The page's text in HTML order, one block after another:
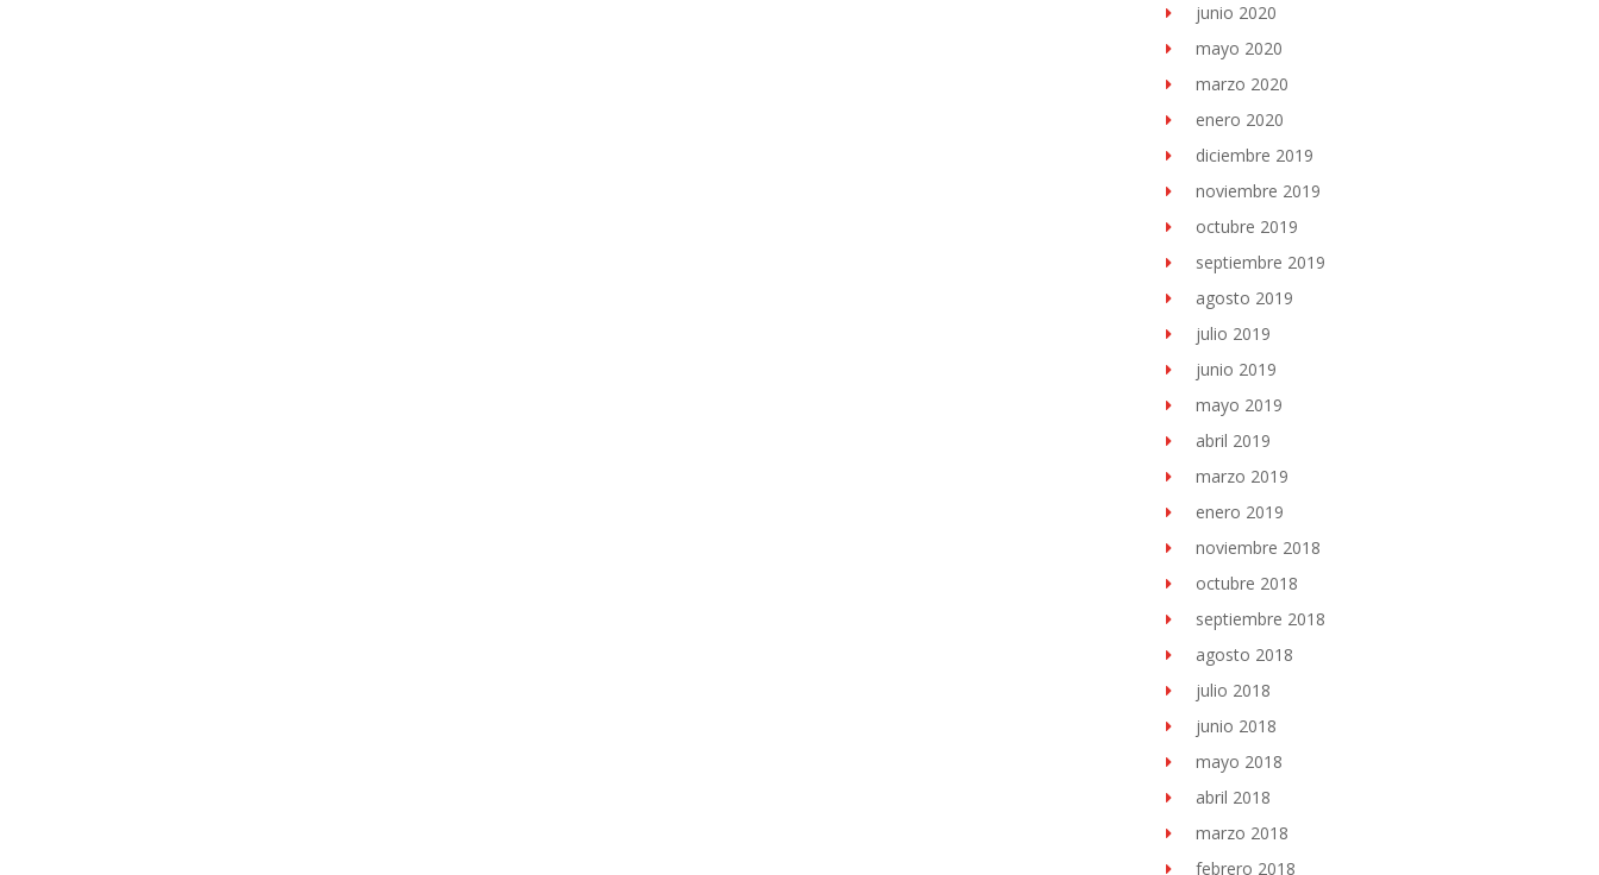
junio 2020
mayo 2020
marzo 2020
enero 2020
diciembre 2019
noviembre 2019
octubre 2019
septiembre 2019
agosto 2019
julio 2019
junio 2019
mayo 2019
abril 2019
marzo 2019
enero 2019
noviembre 2018
octubre 2018
septiembre 2018
agosto 2018
julio 2018
junio 2018
mayo 2018
abril 2018
marzo 2018
febrero 2018